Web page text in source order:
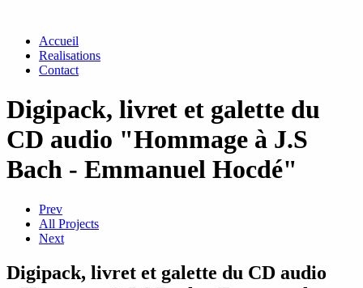
Accueil
Realisations
Contact
Digipack, livret et galette du
CD audio "Hommage à J.S
Bach - Emmanuel Hocdé"
Prev
All Projects
Next
Digipack, livret et galette du CD audio